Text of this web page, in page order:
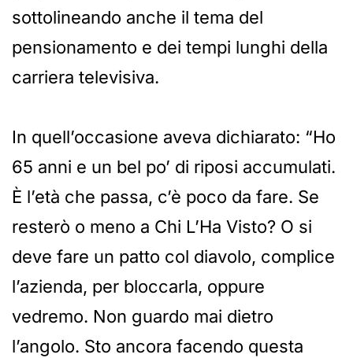
sottolineando anche il tema del
pensionamento e dei tempi lunghi della
carriera televisiva.
In quell’occasione aveva dichiarato: “Ho
65 anni e un bel po’ di riposi accumulati.
È l’età che passa, c’è poco da fare. Se
resterò o meno a Chi L’Ha Visto? O si
deve fare un patto col diavolo, complice
l’azienda, per bloccarla, oppure
vedremo. Non guardo mai dietro
l’angolo. Sto ancora facendo questa